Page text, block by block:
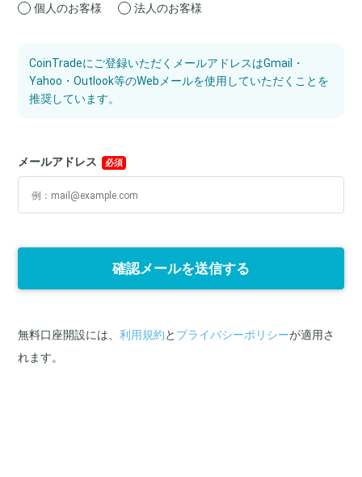
個人のお客様 法人のお客様
CoinTradeにご登録いただくメールアドレスはGmail・
Yahoo・Outlook等のWebメールを使用していただくことを
推奨しています。
メールアドレス 必須
確認メールを送信する
無料口座開設には、利用規約と プライバシーポリシーが適用さ
れます。